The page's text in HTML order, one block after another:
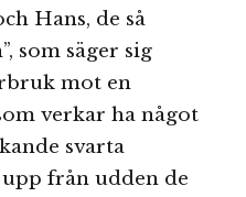
Hans, de så
som säger sig
mot en
verkar ha något
svarta
från udden de